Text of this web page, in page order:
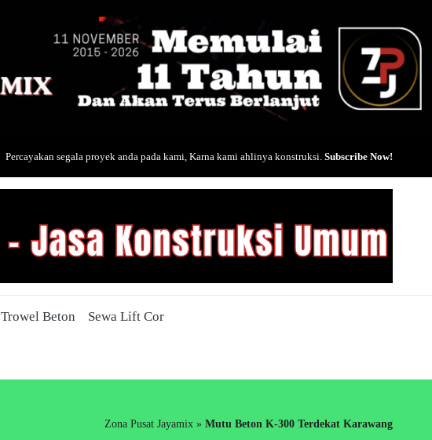
Percayakan segala proyek anda pada kami, Karna kami ahlinya konstruksi. Subscribe Now!
Beton Sewa Lift Cor
Zona Pusat Jayamix » Mutu Beton K-300 Terdekat Karawang